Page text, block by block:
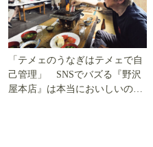
「テメェのうなぎはテメェで自
己管理」 SNSでバズる『野沢
屋本店』は本当においしいの